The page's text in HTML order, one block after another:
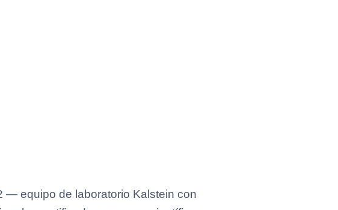
— equipo de laboratorio Kalstein con